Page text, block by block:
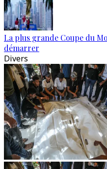
La plus grande Coupe du
démarrer
Divers